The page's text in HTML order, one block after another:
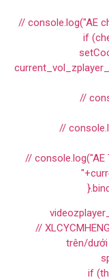
// console.log("AE
if
//
//
// console.log("AE
//
trên/
if